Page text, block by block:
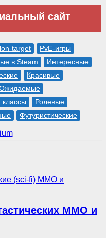
сайт
target
PvE-игры
в Steam
Интересные
Красивые
классы
Ролевые
Футуристические
MMO и